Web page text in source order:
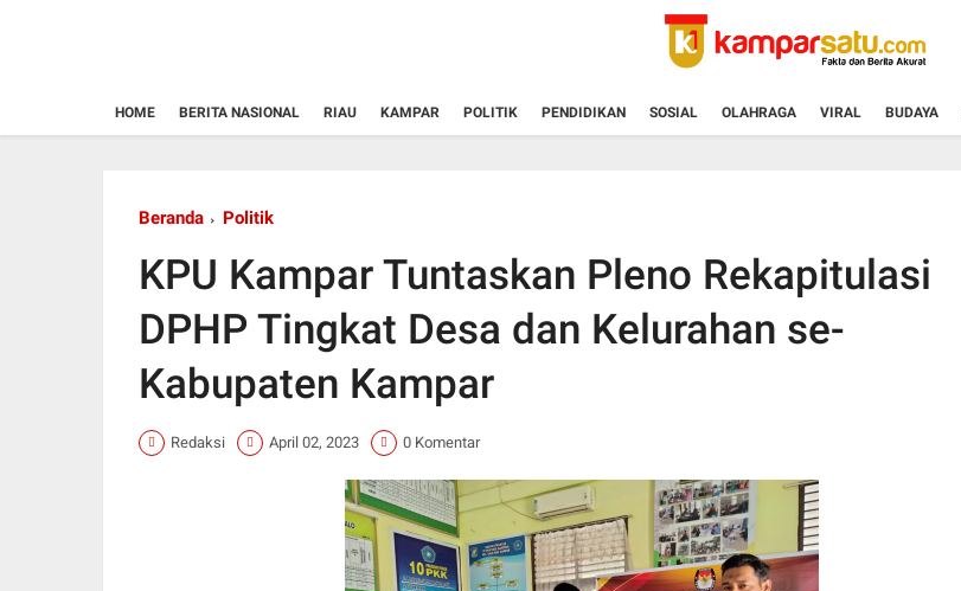
HOME BERITA NASIONAL RIAU KAMPAR POLITIK PENDIDIKAN SOSIAL OLAHRAGA VIRAL BUDAYA
Beranda Politik
KPU Kampar Tuntaskan Pleno Rekapitulasi
DPHP Tingkat Desa dan Kelurahan se-
Kabupaten Kampar
Redaksi April 02, 2023 0 Komentar